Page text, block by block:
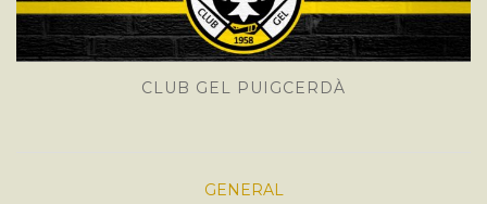
CLUB GEL PUIGCERDÀ
GENERAL